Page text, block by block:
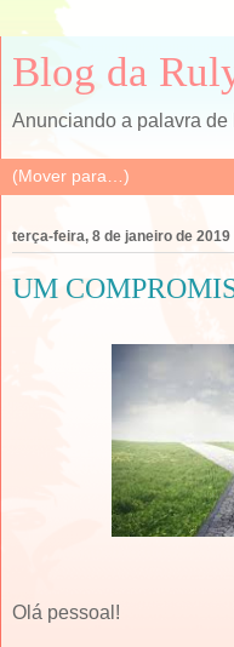
Blog da
Anunciando a palavra de
terça-feira, 8 de janeiro de 2019
UM
Olá pessoal!